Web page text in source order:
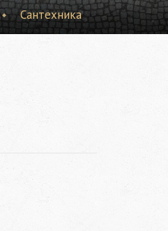
Сантехника